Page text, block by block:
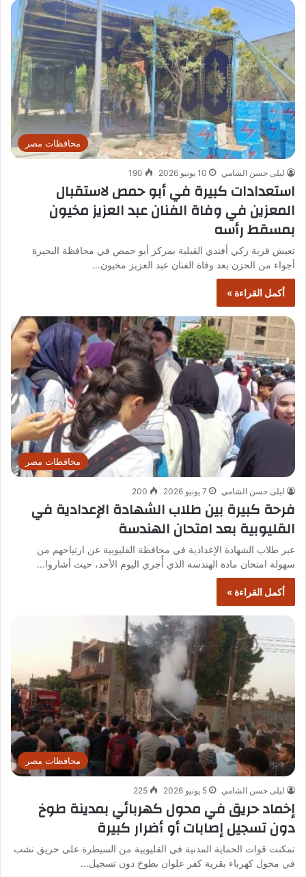
محافظات مصر
ليلى حسن الشامي 10 يونيو 2026 190
استعدادات كبيرة في أبو حمص لاستقبال
المعزين في وفاة الفنان عبد العزيز مخيون
بمسقط رأسه
تعيش قرية زكي أفندي القبلية بمركز أبو حمص في محافظة البحيرة
أجواء من الحزن بعد وفاة الفنان عبد العزيز مخيون…
أكمل القراءة »
محافظات مصر
ليلى حسن الشامي 7 يونيو 2026 200
فرحة كبيرة بين طلاب الشهادة الإعدادية في
القليوبية بعد امتحان الهندسة
عبر طلاب الشهادة الإعدادية في محافظة القليوبية عن ارتياحهم من
سهولة امتحان مادة الهندسة الذي أُجري اليوم الأحد، حيث أشاروا…
أكمل القراءة »
محافظات مصر
ليلى حسن الشامي 5 يونيو 2026 225
إخماد حريق في محول كهربائي بمدينة طوخ
دون تسجيل إصابات أو أضرار كبيرة
تمكنت قوات الحماية المدنية في القليوبية من السيطرة على حريق نشب
في محول كهرباء بقرية كفر علوان بطوخ دون تسجيل…